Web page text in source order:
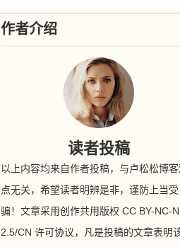
作者介绍
读者投稿
以上内容均来自作者投稿，与卢松松博
点无关，希望读者明辨是非，谨防上当受
骗！文章采用创作共用版权 CC BY-NC-
2.5/CN 许可协议，凡是投稿的文章表明